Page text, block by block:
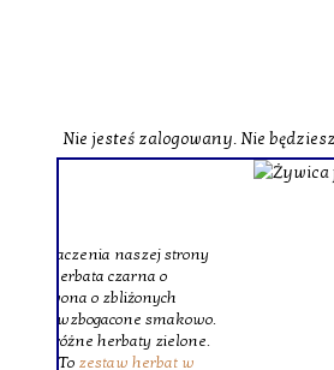
Nie jesteś zalogowany. Nie